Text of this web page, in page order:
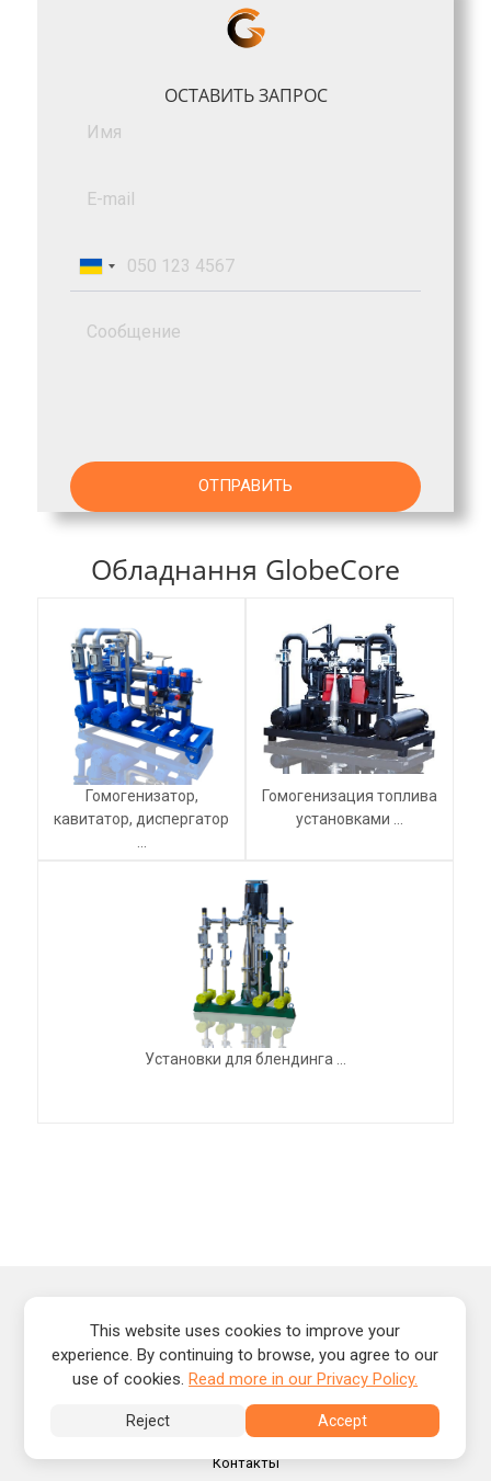
ОСТАВИТЬ ЗАПРОС
Обладнання GlobeCore
Гомогенизатор,
кавитатор, диспергатор
Гомогенизация топлива
установками ...
Установки для блендинга ...
Главная
О нас
Контакты
GlobeCore, Садовского 14, Полтава, Украина, 36034
This website uses cookies to improve your
experience. By continuing to browse, you agree to our
use of cookies.Read more in our Privacy Policy.
Reject Accept